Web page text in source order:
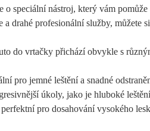
o speciální nástroj, který vám
a drahé profesionální služby, můžete
do vrtačky přichází obvykle s
pro jemné leštění a snadné
úkoly, jako je hluboké
pro dosahování vysokého